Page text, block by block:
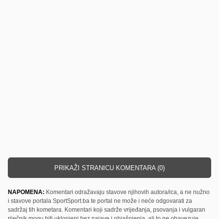
PRIKAŽI STRANICU KOMENTARA (0)
NAPOMENA: Komentari odražavaju stavove njihovih autora/ica, a ne nužno
i stavove portala SportSport.ba te portal ne može i neće odgovarati za
sadržaj tih kometara. Komentari koji sadrže vrijeđanja, psovanja i vulgaran